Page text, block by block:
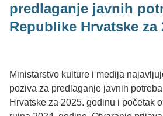
predlaganje javnih
Republike Hrvatske za
Ministarstvo kulture i medija
poziva za predlaganje javnih
Hrvatske za 2025. godinu i početak